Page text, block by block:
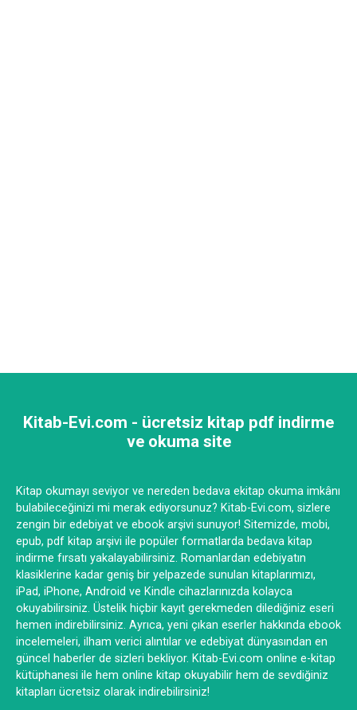
Kitab-Evi.com - ücretsiz kitap pdf indirme
ve okuma site
Kitap okumayı seviyor ve nereden bedava ekitap okuma imkânı
bulabileceğinizi mi merak ediyorsunuz? Kitab-Evi.com, sizlere
zengin bir edebiyat ve ebook arşivi sunuyor! Sitemizde, mobi,
epub, pdf kitap arşivi ile popüler formatlarda bedava kitap
indirme fırsatı yakalayabilirsiniz. Romanlardan edebiyatın
klasiklerine kadar geniş bir yelpazede sunulan kitaplarımızı,
iPad, iPhone, Android ve Kindle cihazlarınızda kolayca
okuyabilirsiniz. Üstelik hiçbir kayıt gerekmeden dilediğiniz eseri
hemen indirebilirsiniz. Ayrıca, yeni çıkan eserler hakkında ebook
incelemeleri, ilham verici alıntılar ve edebiyat dünyasından en
güncel haberler de sizleri bekliyor. Kitab-Evi.com online e-kitap
kütüphanesi ile hem online kitap okuyabilir hem de sevdiğiniz
kitapları ücretsiz olarak indirebilirsiniz!